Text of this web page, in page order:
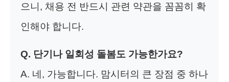
으니, 채용 전 반드시 관련 약관을 꼼꼼히 확
인해야 합니다.
Q. 단기나 일회성 돌봄도 가능한가요?
A. 네, 가능합니다. 맘시터의 큰 장점 중 하나